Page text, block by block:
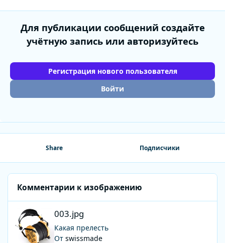
Для публикации сообщений создайте
учётную запись или авторизуйтесь
Регистрация нового пользователя
Войти
Share Подписчики
Комментарии к изображению
003.jpg
Какая прелесть
От swissmade